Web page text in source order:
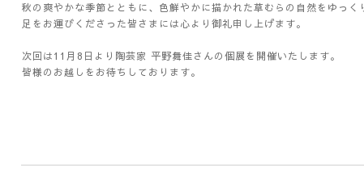
秋の爽やかな季節とともに、色鮮やかに描かれた草むらの自然をゆっ
足をお運びくださった皆さまには心より御礼申し上げます。
次回は11月8日より陶芸家 平野舞佳さんの個展を開催いたします。
皆様のお越しをお待ちしております。